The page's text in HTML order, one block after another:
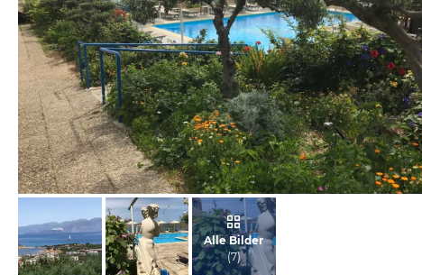
von Christine, Juni 2019
Alle Bilder
(7)